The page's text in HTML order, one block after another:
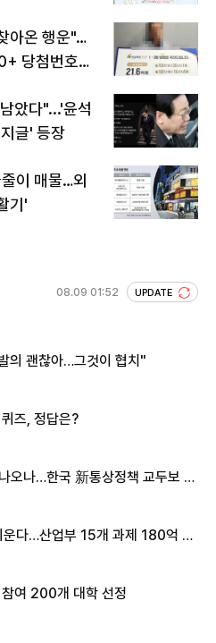
아온 행운"…
당첨번호조
았다"...'윤석
글' 등장
줄이 매물…외
기'
08.09 01:52 UPDATE
의 괜찮아…그것이 협치"
즈, 정답은?
오나…한국 新통상정책 교두보 활
운다…산업부 15개 과제 180억 지
여 200개 대학 선정